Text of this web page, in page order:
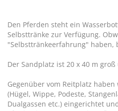
Den Pferden steht ein
Selbsttränke zur Verfügung.
"Selbsttränkeerfahrung" haben,
Der Sandplatz ist 20 x 40 m
Gegenüber vom Reitplatz
(Hügel, Wippe, Podeste,
Dualgassen etc.) eingerichtet